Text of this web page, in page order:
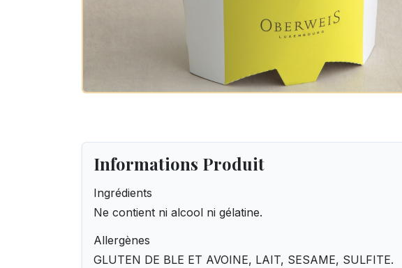
Informations Produit
Ingrédients
Ne contient ni alcool ni gélatine.
Allergènes
GLUTEN DE BLE ET AVOINE, LAIT, SESAME, SULFITE.